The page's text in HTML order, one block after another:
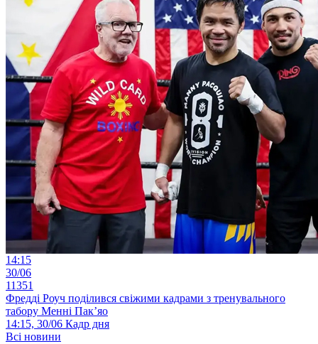
14:15
30/06
11351
Фредді Роуч поділився свіжими кадрами з тренувального
табору Менні Пак’яо
14:15, 30/06 Кадр дня
Всі новини